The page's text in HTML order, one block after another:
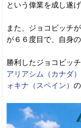
という偉業を成し遂げ
また、ジョコビッチ
が６６度目で、自身
勝利したジョコビッ
アリアシム（カナダ）
ォキナ（スペイン）